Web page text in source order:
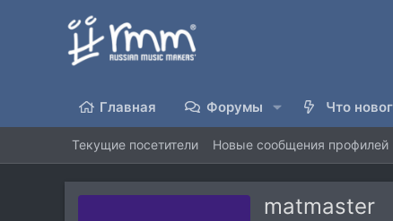
Главная Форумы Что
Текущие посетители Новые сообщения профилей
matmaster